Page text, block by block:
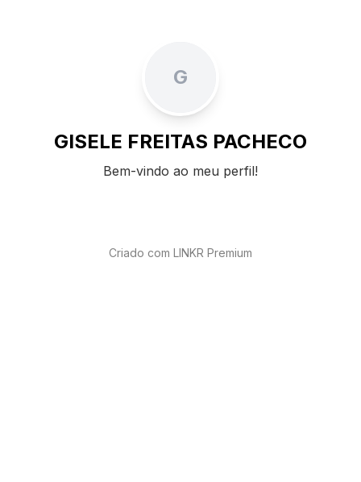
G
GISELE FREITAS PACHECO
Bem-vindo ao meu perfil!
Criado com LINKR Premium